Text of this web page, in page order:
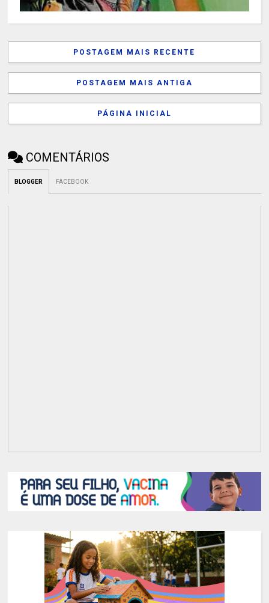
POSTAGEM MAIS RECENTE
POSTAGEM MAIS ANTIGA
PÁGINA INICIAL
COMENTÁRIOS
BLOGGER FACEBOOK